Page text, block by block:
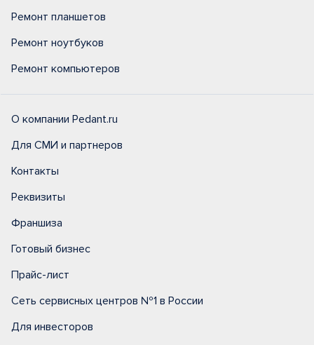
Ремонт планшетов
Ремонт ноутбуков
Ремонт компьютеров
О компании Pedant.ru
Для СМИ и партнеров
Контакты
Реквизиты
Франшиза
Готовый бизнес
Прайс-лист
Сеть сервисных центров №1 в России
Для инвесторов